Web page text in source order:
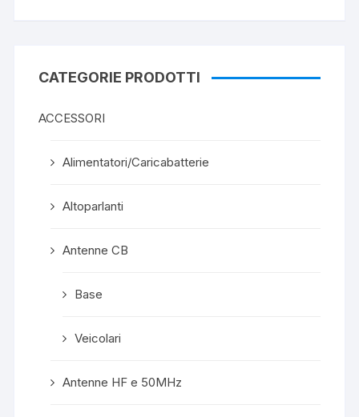
CATEGORIE PRODOTTI
ACCESSORI
Alimentatori/Caricabatterie
Altoparlanti
Antenne CB
Base
Veicolari
Antenne HF e 50MHz